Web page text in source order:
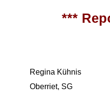
***
Regina Kühnis
Oberriet, SG